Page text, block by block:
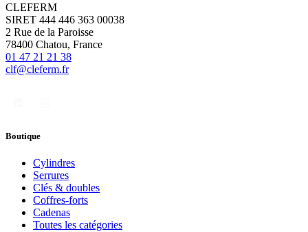
CLEFERM
SIRET 444 446 363 00038
2 Rue de la Paroisse
78400 Chatou, France
01 47 21 21 38
clf@cleferm.fr
Boutique
Cylindres
Serrures
Clés & doubles
Coffres-forts
Cadenas
Toutes les catégories